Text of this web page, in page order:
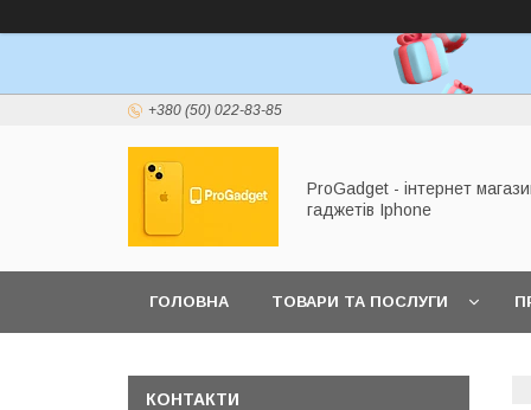
+380 (50) 022-83-85
ProGadget - iнтернет
гаджетів Iphone
ГОЛОВНА ТОВАРИ ТА ПОСЛУГИ
КОНТАКТИ